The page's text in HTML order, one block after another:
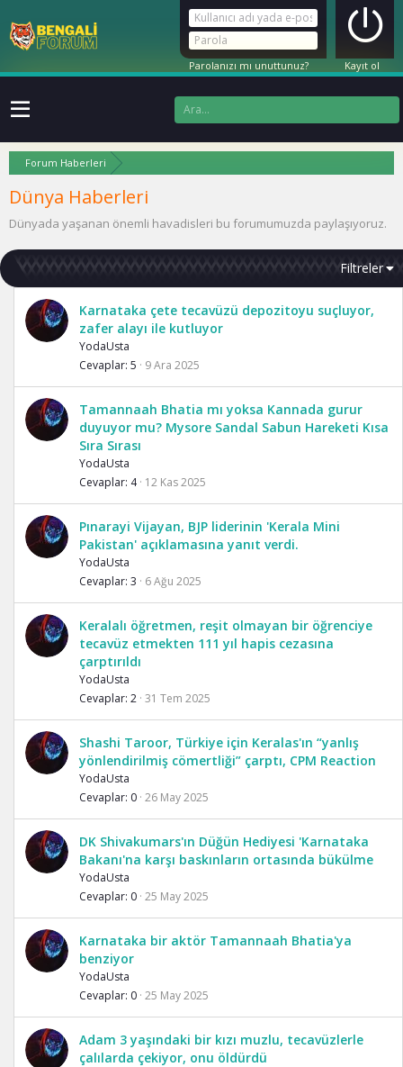
Parolanızı mı unuttunuz? Kayıt ol
Forum Haberleri
Dünya Haberleri
Dünyada yaşanan önemli havadisleri bu forumumuzda paylaşıyoruz.
Filtreler
Karnataka çete tecavüzü depozitoyu suçluyor,
zafer alayı ile kutluyor
YodaUsta
Cevaplar 5 9 Ara 2025
Tamannaah Bhatia mı yoksa Kannada gurur
duyuyor mu? Mysore Sandal Sabun Hareketi Kısa
Sıra Sırası
YodaUsta
Cevaplar 4 12 Kas 2025
Pınarayi Vijayan, BJP liderinin 'Kerala Mini
Pakistan' açıklamasına yanıt verdi.
YodaUsta
Cevaplar 3 6 Ağu 2025
Keralalı öğretmen, reşit olmayan bir öğrenciye
tecavüz etmekten 111 yıl hapis cezasına
çarptırıldı
YodaUsta
Cevaplar 2 31 Tem 2025
Shashi Taroor, Türkiye için Keralas'ın “yanlış
yönlendirilmiş cömertliği” çarptı, CPM Reaction
YodaUsta
Cevaplar 0 26 May 2025
DK Shivakumars'ın Düğün Hediyesi 'Karnataka
Bakanı'na karşı baskınların ortasında bükülme
YodaUsta
Cevaplar 0 25 May 2025
Karnataka bir aktör Tamannaah Bhatia'ya
benziyor
YodaUsta
Cevaplar 0 25 May 2025
Adam 3 yaşındaki bir kızı muzlu, tecavüzlerle
çalılarda çekiyor, onu öldürdü